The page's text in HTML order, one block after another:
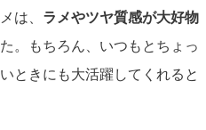
は、 ラメやツヤ質感が大好物
。もちろん、いつもとちょっ
ときにも大活躍してくれると